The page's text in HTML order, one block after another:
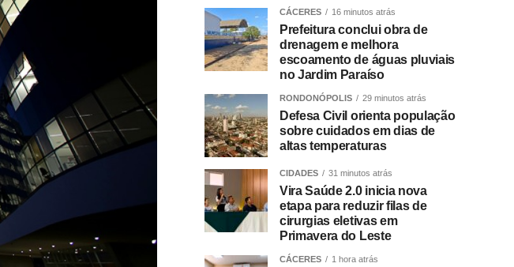
CÁCERES 16 minutos atrás
Prefeitura conclui obra de
drenagem e melhora
escoamento de águas pluviais
no Jardim Paraíso
RONDONÓPOLIS 29 minutos atrás
Defesa Civil orienta população
sobre cuidados em dias de
altas temperaturas
CIDADES 31 minutos atrás
Vira Saúde 2.0 inicia nova
etapa para reduzir filas de
cirurgias eletivas em
Primavera do Leste
CÁCERES 1 hora atrás